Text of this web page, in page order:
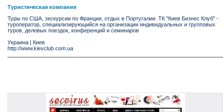
Туристическая компания
Туры по США, экскурсии по Франции, отдых в Португалии. ТК "Киев Бизнес Клуб" -
туроператор, специализирующийся на организации индивидуальных и групповых
туров, деловых поездок, конференций и семинаров
Украина | Киев
http://www.kievclub.com.ua